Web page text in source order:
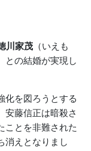
川家茂 （いえも
との結婚が実現し
化を図ろうとする
安藤信正は暗殺さ
ことを非難された
消えとなりまし